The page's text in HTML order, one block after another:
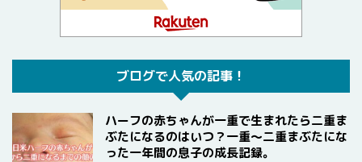
ブログで人気の記事！
ハーフの赤ちゃんが一重で生まれたら二重ま
ぶたになるのはいつ？一重〜二重まぶたにな
った一年間の息子の成長記録。